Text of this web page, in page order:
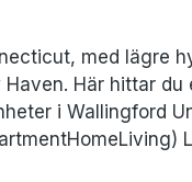
med lägre
Här hittar
i Wallingford